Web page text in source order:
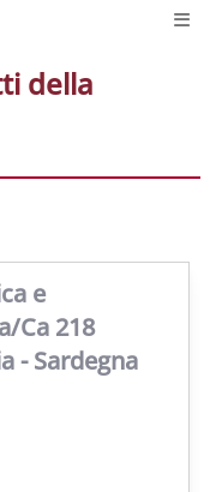
della
e
Ca 218
- Sardegna